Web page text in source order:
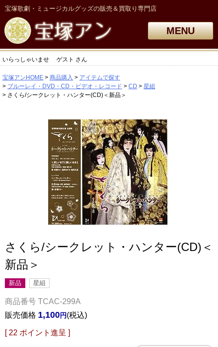
宝塚歌劇・ミュージカルグッズの販売＆買取り専門店
MENU
いらっしゃいませ ゲスト さん
宝塚アンHOME 商品購入
アイテムで探す
ブルーレイ・DVD・CD・ビデオ・レコード
CD
星組
さくら/シークレット・ハンター(CD)＜新品＞
さくら/シークレット・ハンター(CD)＜
新品＞
新品 星組
商品番号 TCAC-299A
販売価格 1,100 税込
[ 22 ポイント進呈 ]